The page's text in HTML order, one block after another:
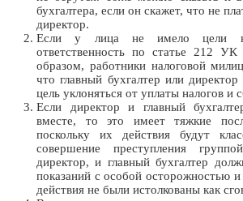
бухгалтера, если он скажет, что не
директор.
Если у лица не имело цели
ответственность по статье 212 УК
образом, работники налоговой
что главный бухгалтер или
цель уклоняться от уплаты налогов и
Если директор и главный
вместе, то это имеет тяжкие
поскольку их действия будут
совершение преступления
директор, и главный бухгалтер
показаний с особой осторожностью
действия не были истолкованы как